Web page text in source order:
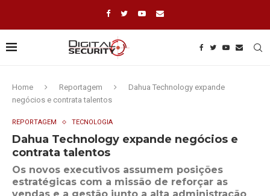
Home Reportagem
Dahua Technology expande
negócios e contrata talentos
REPORTAGEM TECNOLOGIA
Dahua Technology expande negócios e
contrata talentos
Os novos executivos assumem posições
estratégicas com a missão de reforçar as